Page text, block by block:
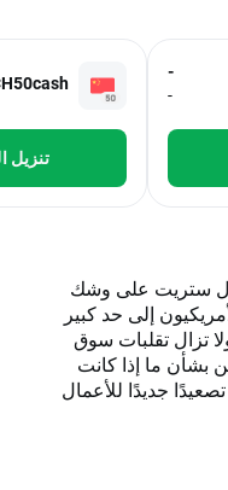
-
-
تنزيل
ستريت على وشك
إلى حد كبير
تزال تقلبات سوق
بشأن ما إذا كانت
جديدًا للأعمال